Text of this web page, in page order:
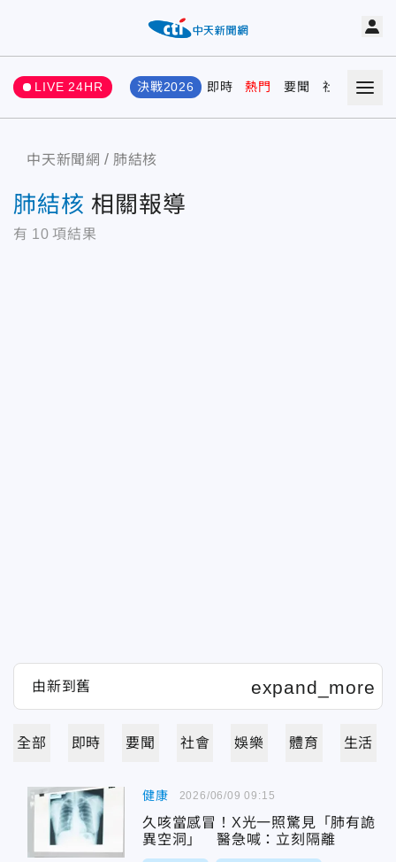
LIVE 24HR 決戰2026 即時 熱門 要聞 社會 娛樂
中天新聞網 肺結核
肺結核 相關報導
有 10 項結果
全部 即時 要聞 社會 娛樂 體育 生活
健康
久咳當感冒！X光一照驚見「肺有詭
異空洞」 醫急喊：立刻隔離
2026/06/09 09:15